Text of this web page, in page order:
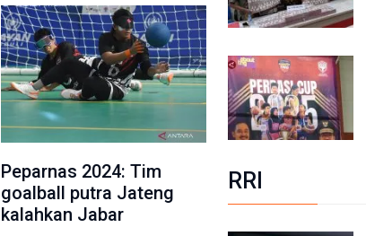
Peparnas 2024: Tim
goalball putra Jateng
kalahkan Jabar
RRI